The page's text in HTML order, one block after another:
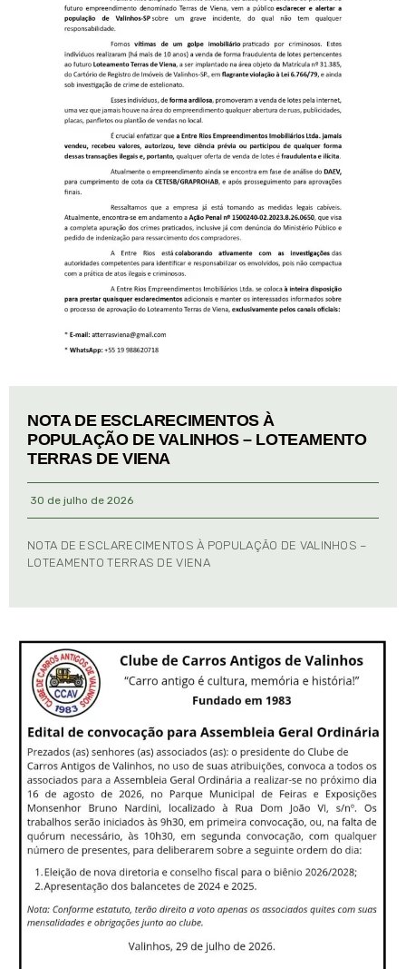
NOTA DE ESCLARECIMENTOS À
POPULAÇÃO DE VALINHOS – LOTEAMENTO
TERRAS DE VIENA
30 de julho de 2026
NOTA DE ESCLARECIMENTOS À POPULAÇÃO DE VALINHOS –
LOTEAMENTO TERRAS DE VIENA